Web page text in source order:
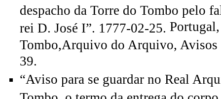
despacho da Torre do Tombo pelo
rei D. José I”. 1777-02-25.
Tombo,Arquivo do Arquivo, Avisos
39.
“Aviso para se guardar no Real